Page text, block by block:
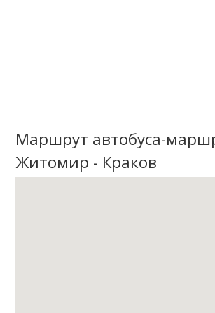
Маршрут автобуса-
Житомир - Краков